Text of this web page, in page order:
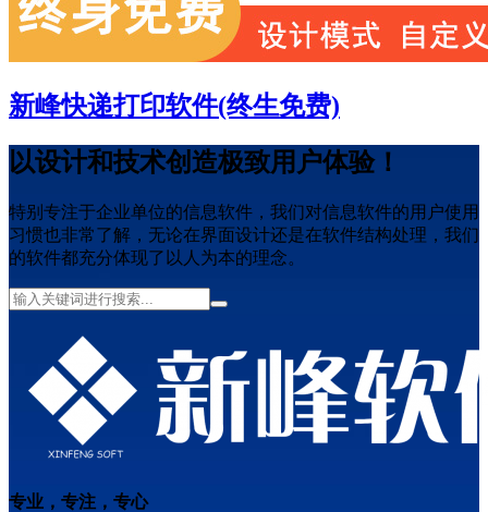
新峰快递打印软件(终生免费)
以设计和技术创造极致用户体验！
特别专注于企业单位的信息软件，我们对信息软件的用户使用
习惯也非常了解，无论在界面设计还是在软件结构处理，我们
的软件都充分体现了以人为本的理念。
专业，专注，专心